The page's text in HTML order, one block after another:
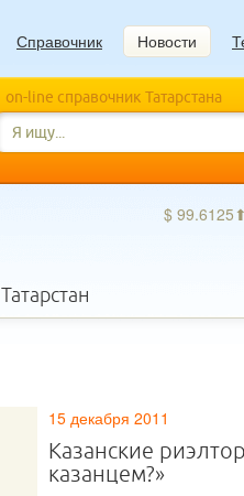
Справочник Новости
on-line справочник Татарстана
$
Татарстан
15 декабря 2011
Казанские
казанцем?»